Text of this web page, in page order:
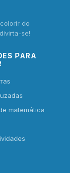
do
se!
PARA
matemática